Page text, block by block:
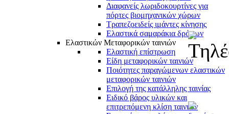
Διαφανείς λωριδοκουρτίνες για
πόρτες βιομηχανικών χώρων
Τραπεζοειδείς ιμάντες κίνησης
Ελαστικά σαμαράκια δρόμων
Ελαστικών Μεταφορικών ταινιών
Ελαστική επίστρωση
Είδη μεταφορικών ταινιών
Ποιότητες παραγώμενων ελαστικών
μεταφορικών ταινιών
Επιλογή της κατάλληλης ταινίας
Ειδικό βάρος υλικών και
επιτρεπόμενη κλίση ταινιών